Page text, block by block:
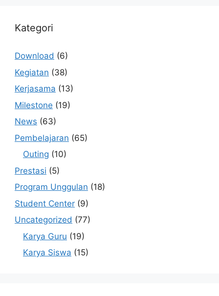
Kategori
Download (6)
Kegiatan (38)
Kerjasama (13)
Milestone (19)
News (63)
Pembelajaran (65)
Outing (10)
Prestasi (5)
Program Unggulan (18)
Student Center (9)
Uncategorized (77)
Karya Guru (19)
Karya Siswa (15)